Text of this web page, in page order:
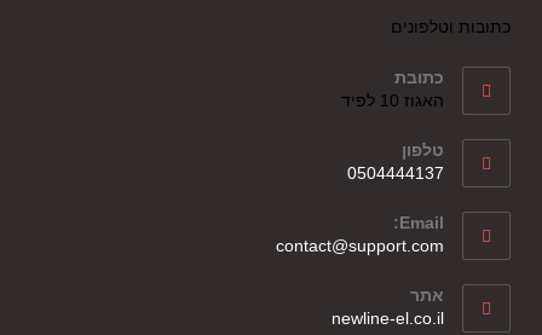
כתובות וטלפונים
כתובת
האגוז 10 לפיד
טלפון
0504444137
Email:
contact@support.com
אתר
newline-el.co.il